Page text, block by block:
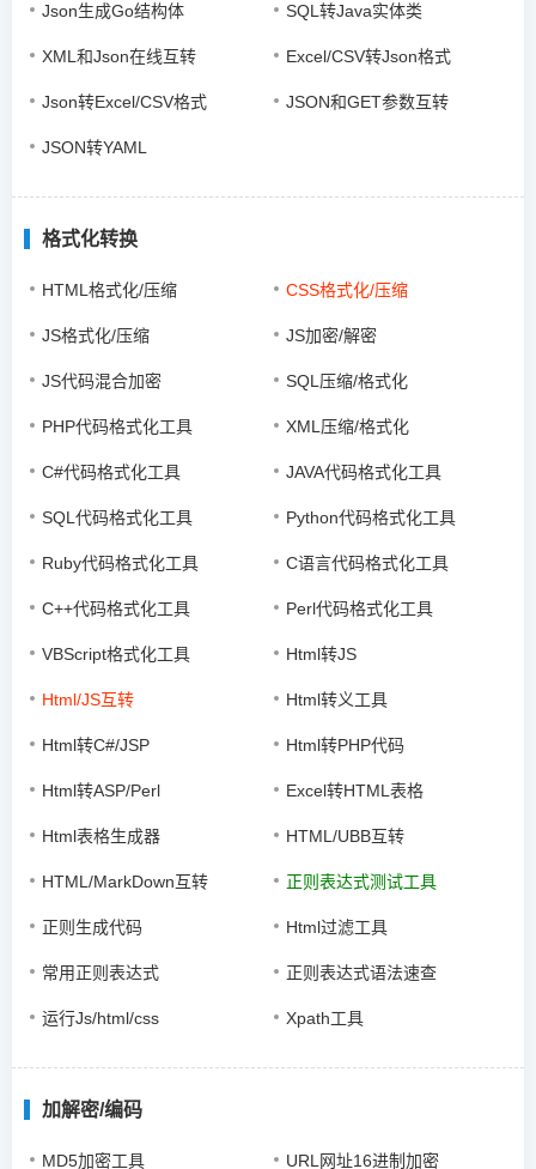
Json生成Go结构体 SQL转Java实体类
XML和Json在线互转 Excel/CSV转Json格式
Json转Excel/CSV格式 JSON和GET参数互转
JSON转YAML
格式化转换
HTML格式化/压缩 CSS格式化/压缩
JS格式化/压缩 JS加密/解密
JS代码混合加密 SQL压缩/格式化
PHP代码格式化工具 XML压缩/格式化
C#代码格式化工具 JAVA代码格式化工具
SQL代码格式化工具 Python代码格式化工具
Ruby代码格式化工具 C语言代码格式化工具
C++代码格式化工具 Perl代码格式化工具
VBScript格式化工具 Html转JS
Html/JS互转 Html转义工具
Html转C#/JSP Html转PHP代码
Html转ASP/Perl Excel转HTML表格
Html表格生成器 HTML/UBB互转
HTML/MarkDown互转 正则表达式测试工具
正则生成代码 Html过滤工具
常用正则表达式 正则表达式语法速查
运行Js/html/css Xpath工具
加解密/编码
MD5加密工具 URL网址16进制加密